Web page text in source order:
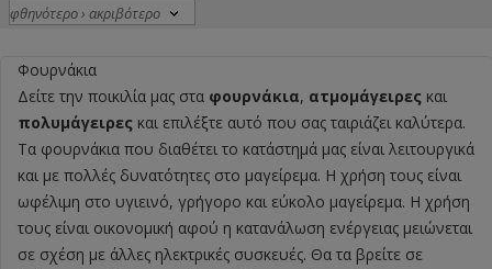
Φουρνάκια
Δείτε την ποικιλία μας στα φουρνάκια, ατμομάγειρες και
πολυμάγειρες και επιλέξτε αυτό που σας ταιριάζει καλύτερα.
Τα φουρνάκια που διαθέτει το κατάστημά μας είναι λειτουργικά
και με πολλές δυνατότητες στο μαγείρεμα. Η χρήση τους είναι
ωφέλιμη στο υγιεινό, γρήγορο και εύκολο μαγείρεμα. Η χρήση
τους είναι οικονομική αφού η κατανάλωση ενέργειας μειώνεται
σε σχέση με άλλες ηλεκτρικές συσκευές. Θα τα βρείτε σε